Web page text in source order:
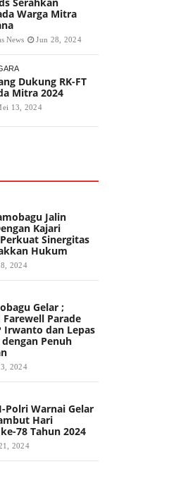
Warga Mitra
News Jun 28, 2024
Dukung RK-FT
Mitra 2024
13, 2024
Jalin
Kajari
Sinergitas
Hukum
2024
Gelar ;
Parade
Irwanto dan Lepas
dengan Penuh
2024
Polri Warnai Gelar
Hari
78 Tahun 2024
2024